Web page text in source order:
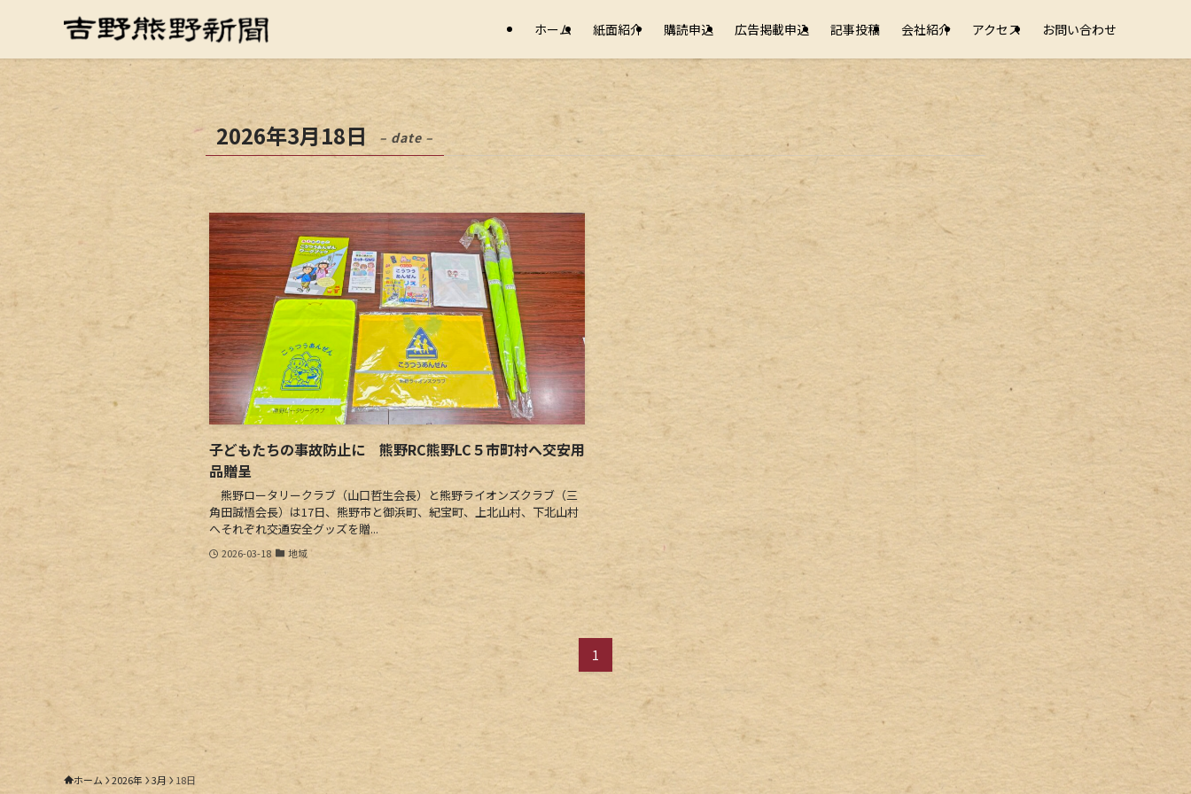
ホーム 紙面紹介 購読申込 広告掲載申込 記事投稿 会社紹介 アクセス お問い合わせ
2026年3月18日 – date –
子どもたちの事故防止に 熊野RC熊野LC５市町村へ交安用
品贈呈
熊野ロータリークラブ（山口哲生会長）と熊野ライオンズクラブ（三
角田誠悟会長）は17日、熊野市と御浜町、紀宝町、上北山村、下北山村
へそれぞれ交通安全グッズを贈...
2026-03-18 地域
1
ホーム 2026年 3月 18日